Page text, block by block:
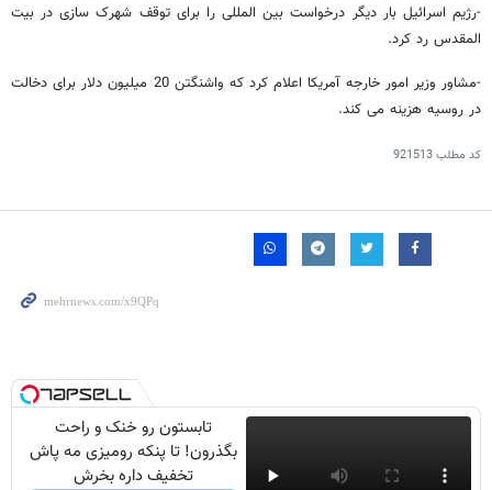
-رژیم اسرائیل بار دیگر درخواست بین المللی را برای توقف شهرک سازی در بیت
المقدس رد کرد.
-مشاور وزیر امور خارجه آمریکا اعلام کرد که واشنگتن 20 میلیون دلار برای دخالت
در روسیه هزینه می کند.
کد مطلب921513
تابستون رو خنک و راحت
بگذرون! تا پنکه رومیزی مه پاش
تخفیف داره بخرش